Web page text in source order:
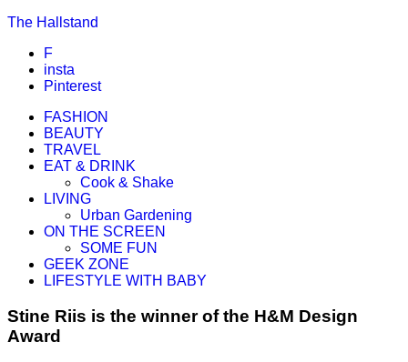
The Hallstand
F
insta
Pinterest
FASHION
BEAUTY
TRAVEL
EAT & DRINK
Cook & Shake
LIVING
Urban Gardening
ON THE SCREEN
SOME FUN
GEEK ZONE
LIFESTYLE WITH BABY
Stine Riis is the winner of the H&M Design
Award